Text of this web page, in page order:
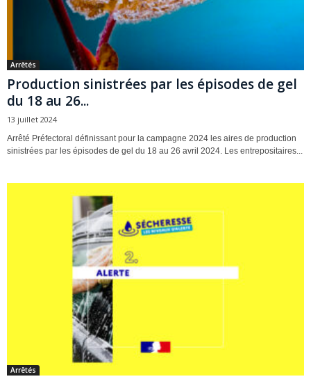
Arrêtés
Production sinistrées par les épisodes de gel
du 18 au 26...
13 juillet 2024
Arrêté Préfectoral définissant pour la campagne 2024 les aires de production
sinistrées par les épisodes de gel du 18 au 26 avril 2024. Les entrepositaires...
Arrêtés